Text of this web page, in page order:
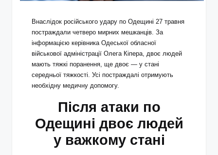
Внаслідок російського удару по Одещині 27 травня
постраждали четверо мирних мешканців. За
інформацією керівника Одеської обласної
військової адміністрації Олега Кіпера, двоє людей
мають тяжкі поранення, ще двоє — у стані
середньої тяжкості. Усі постраждалі отримують
необхідну медичну допомогу.
Після атаки по
Одещині двоє людей
у важкому стані